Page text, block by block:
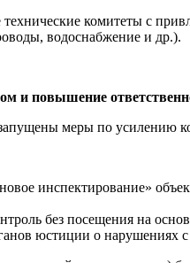
комитеты с
водоснабжение и др.).
и повышение
меры по усилению
инспектирование»
без посещения на
юстиции о нарушениях